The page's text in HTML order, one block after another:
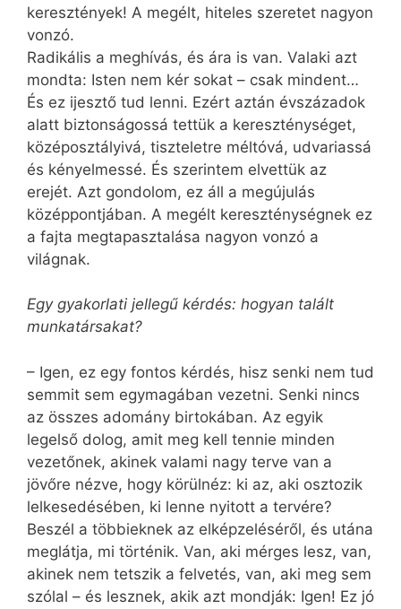
keresztények! A megélt, hiteles szeretet nagyon
vonzó.
Radikális a meghívás, és ára is van. Valaki azt
mondta: Isten nem kér sokat – csak mindent…
És ez ijesztő tud lenni. Ezért aztán évszázadok
alatt biztonságossá tettük a kereszténységet,
középosztályivá, tiszteletre méltóvá, udvariassá
és kényelmessé. És szerintem elvettük az
erejét. Azt gondolom, ez áll a megújulás
középpontjában. A megélt kereszténységnek ez
a fajta megtapasztalása nagyon vonzó a
világnak.
Egy gyakorlati jellegű kérdés: hogyan talált
munkatársakat?
– Igen, ez egy fontos kérdés, hisz senki nem tud
semmit sem egymagában vezetni. Senki nincs
az összes adomány birtokában. Az egyik
legelső dolog, amit meg kell tennie minden
vezetőnek, akinek valami nagy terve van a
jövőre nézve, hogy körülnéz: ki az, aki osztozik
lelkesedésében, ki lenne nyitott a tervére?
Beszél a többieknek az elképzeléséről, és utána
meglátja, mi történik. Van, aki mérges lesz, van,
akinek nem tetszik a felvetés, van, aki meg sem
szólal – és lesznek, akik azt mondják: Igen! Ez jó